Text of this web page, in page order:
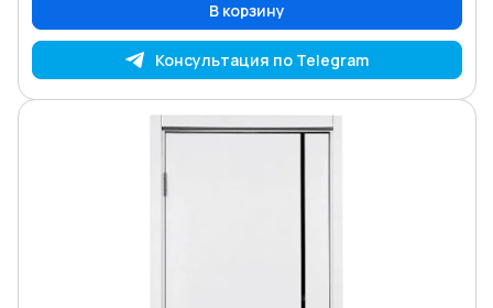
В корзину
Консультация по Telegram